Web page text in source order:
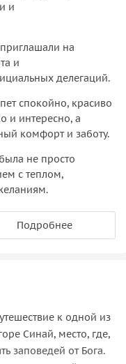
и
на
и
делегаций.
спокойно, красиво
и интересно, а
комфорт и заботу.
не просто
с теплом,
Подробнее
к одной из
Синай, место, где,
заповедей от Бога.